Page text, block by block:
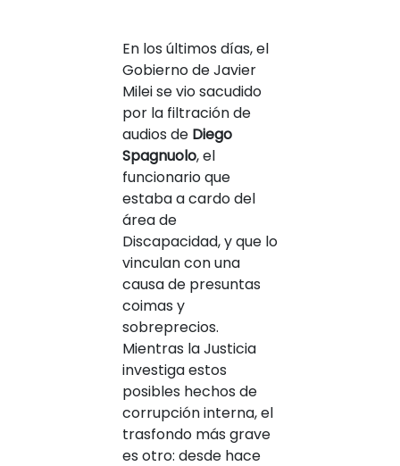
En los últimos días, el
Gobierno de Javier
Milei se vio sacudido
por la filtración de
audios de Diego
Spagnuolo, el
funcionario que
estaba a cardo del
área de
Discapacidad, y que lo
vinculan con una
causa de presuntas
coimas y
sobreprecios.
Mientras la Justicia
investiga estos
posibles hechos de
corrupción interna, el
trasfondo más grave
es otro: desde hace